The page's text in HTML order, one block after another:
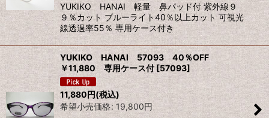
YUKIKO HANAI 軽量 鼻パッド付 紫外線９
９％カット ブルーライト40％以上カット 可視光
線透過率55％ 専用ケース付き
YUKIKO HANAI 57093 40％OFF
￥11,880 専用ケース付 [57093]
11,880円(税込)
希望小売価格: 19,800円